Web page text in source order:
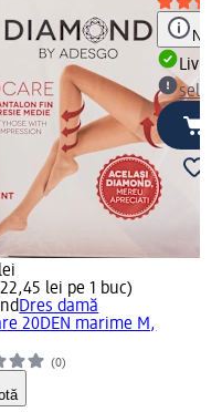
lei pe 1 buc)
Dres damă
20DEN marime M,
(0)
Notă